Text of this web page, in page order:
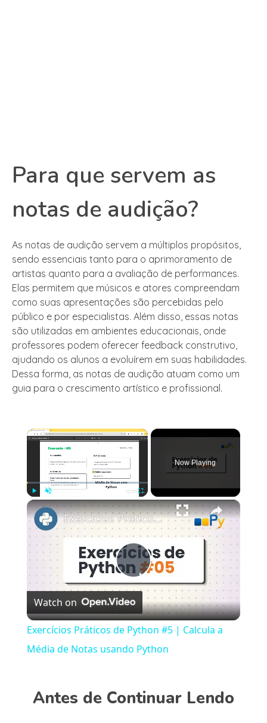
Para que servem as
notas de audição?
As notas de audição servem a múltiplos propósitos,
sendo essenciais tanto para o aprimoramento de
artistas quanto para a avaliação de performances.
Elas permitem que músicos e atores compreendam
como suas apresentações são percebidas pelo
público e por especialistas. Além disso, essas notas
são utilizadas em ambientes educacionais, onde
professores podem oferecer feedback construtivo,
ajudando os alunos a evoluírem em suas habilidades.
Dessa forma, as notas de audição atuam como um
guia para o crescimento artístico e profissional.
×
Play Unmute Fullscreen
Now Playing
×
Play
Video
Exercícios Práticos de Python #5 | Calcula a Média de Notas usando Python
Watch on
Exercícios Práticos de Python #5 | Calcula a
Média de Notas usando Python
Antes de Continuar Lendo